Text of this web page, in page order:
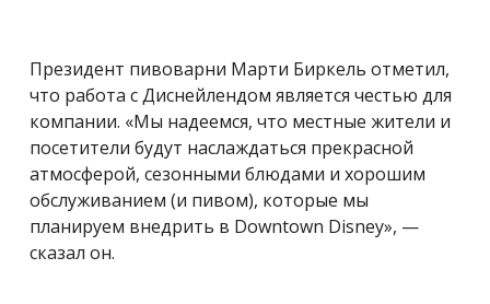
Президент пивоварни Марти Биркель отметил,
что работа с Диснейлендом является честью для
компании. «Мы надеемся, что местные жители и
посетители будут наслаждаться прекрасной
атмосферой, сезонными блюдами и хорошим
обслуживанием (и пивом), которые мы
планируем внедрить в Downtown Disney», —
сказал он.